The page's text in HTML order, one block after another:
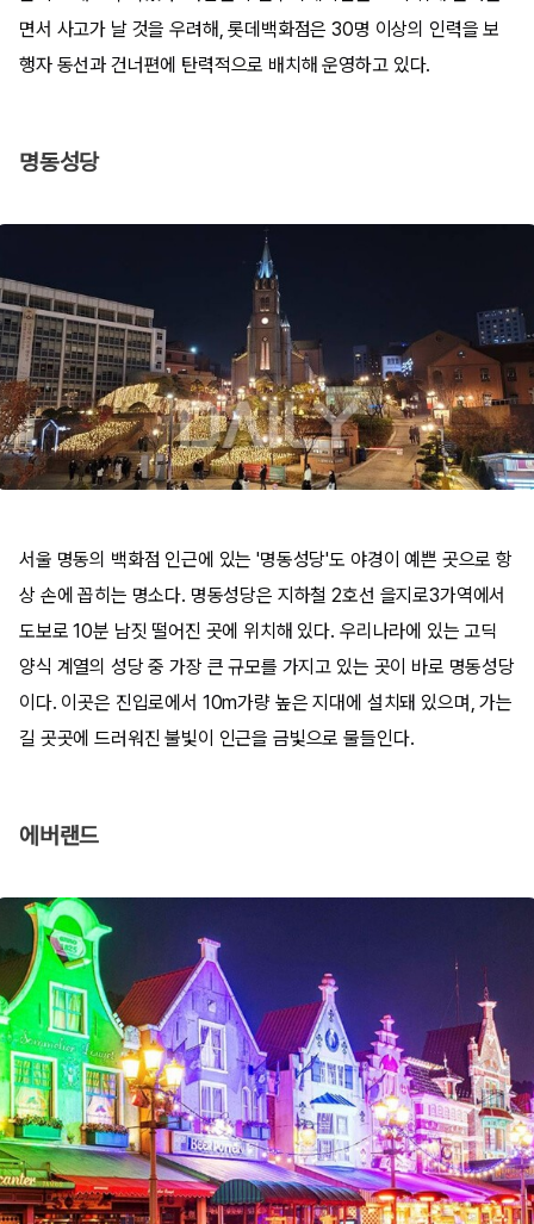
면서 사고가 날 것을 우려해, 롯데백화점은 30명 이상의 인력을 보
행자 동선과 건너편에 탄력적으로 배치해 운영하고 있다.
명동성당
서울 명동의 백화점 인근에 있는 '명동성당'도 야경이 예쁜 곳으로 항
상 손에 꼽히는 명소다. 명동성당은 지하철 2호선 을지로3가역에서
도보로 10분 남짓 떨어진 곳에 위치해 있다. 우리나라에 있는 고딕
양식 계열의 성당 중 가장 큰 규모를 가지고 있는 곳이 바로 명동성당
이다. 이곳은 진입로에서 10m가량 높은 지대에 설치돼 있으며, 가는
길 곳곳에 드러워진 불빛이 인근을 금빛으로 물들인다.
​에버랜드